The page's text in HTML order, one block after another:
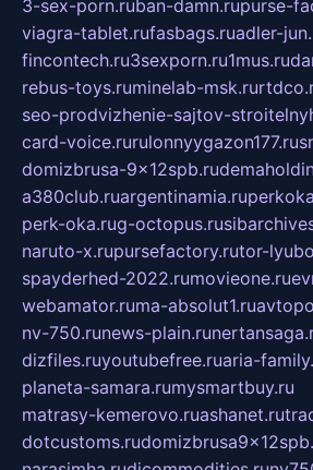
3-sex-porn.ruban-damn.rupurse-
viagra-tablet.rufasbags.ruadler-
fincontech.ru3sexporn.ru1mus.ru
rebus-toys.ruminelab-msk.ru
seo-prodvizhenie-sajtov-
card-voice.rurulonnyygazon177.ru
domizbrusa-9x12spb.ru
a380club.ruargentinamia.ru
perk-oka.rug-octopus.ru
naruto-x.rupursefactory.rutor-
spayderhed-2022.rumovieone.ru
webamator.ruma-absolut1.ru
nv-750.runews-plain.ru
dizfiles.ruyoutubefree.ruaria-
planeta-samara.rumysmartbuy.ru
matrasy-kemerovo.ruashanet.ru
dotcustoms.ru